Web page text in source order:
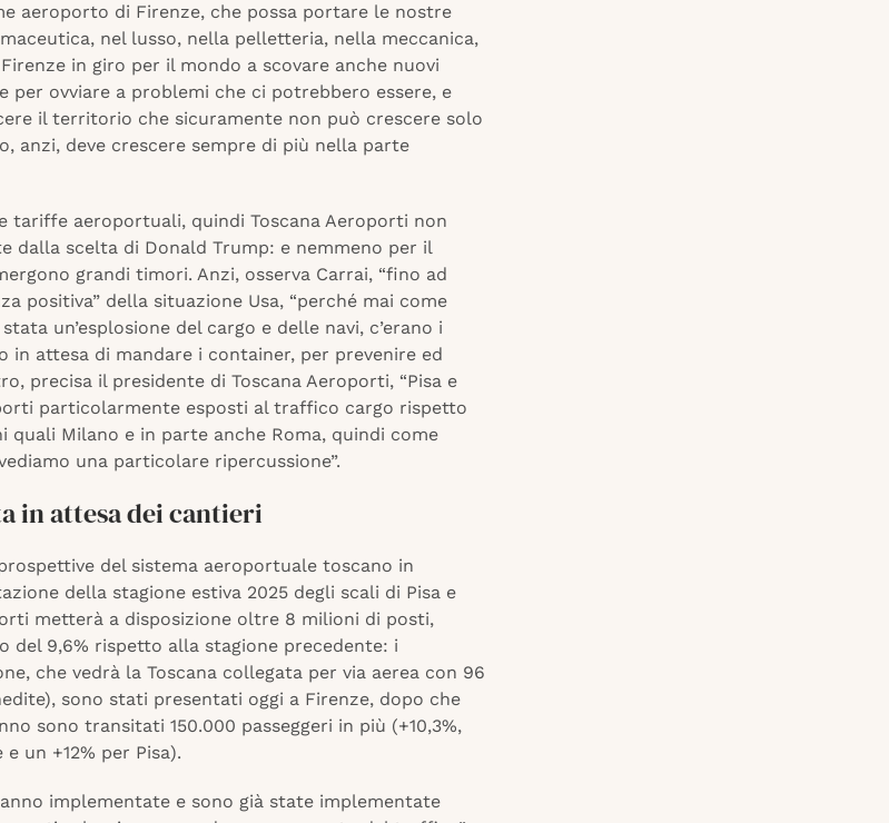
aeroporto di Firenze, che possa portare le nostre
nel lusso, nella pelletteria, nella meccanica,
in giro per il mondo a scovare anche nuovi
per ovviare a problemi che ci potrebbero essere, e
il territorio che sicuramente non può crescere solo
anzi, deve crescere sempre di più nella parte
tariffe aeroportuali, quindi Toscana Aeroporti non
dalla scelta di Donald Trump: e nemmeno per il
grandi timori. Anzi, osserva Carrai, “fino ad
positiva” della situazione Usa, “perché mai come
un’esplosione del cargo e delle navi, c’erano i
in attesa di mandare i container, per prevenire ed
precisa il presidente di Toscana Aeroporti, “Pisa e
particolarmente esposti al traffico cargo rispetto
Milano e in parte anche Roma, quindi come
una particolare ripercussione”.
in attesa dei cantieri
del sistema aeroportuale toscano in
della stagione estiva 2025 degli scali di Pisa e
metterà a disposizione oltre 8 milioni di posti,
del 9,6% rispetto alla stagione precedente: i
che vedrà la Toscana collegata per via aerea con 96
sono stati presentati oggi a Firenze, dopo che
sono transitati 150.000 passeggeri in più (+10,3%,
un +12% per Pisa).
implementate e sono già state implementate